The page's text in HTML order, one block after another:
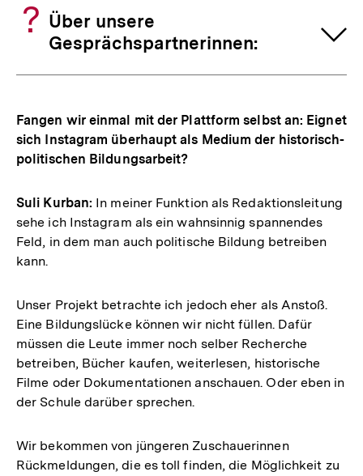
Über unsere
Gesprächspartnerinnen:
Fangen wir einmal mit der Plattform selbst an: Eignet
sich Instagram überhaupt als Medium der historisch-
politischen Bildungsarbeit?
Suli Kurban: In meiner Funktion als Redaktionsleitung
sehe ich Instagram als ein wahnsinnig spannendes
Feld, in dem man auch politische Bildung betreiben
kann.
Unser Projekt betrachte ich jedoch eher als Anstoß.
Eine Bildungslücke können wir nicht füllen. Dafür
müssen die Leute immer noch selber Recherche
betreiben, Bücher kaufen, weiterlesen, historische
Filme oder Dokumentationen anschauen. Oder eben in
der Schule darüber sprechen.
Wir bekommen von jüngeren Zuschauerinnen
Rückmeldungen, die es toll finden, die Möglichkeit zu